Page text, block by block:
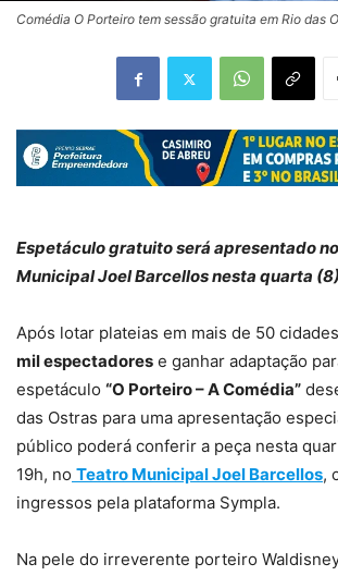
Comédia O Porteiro tem sessão gratuita em Rio das
Espetáculo gratuito será apresentado
Municipal Joel Barcellos nesta quarta
Após lotar plateias em mais de 50
mil espectadores e ganhar adaptação
espetáculo “O Porteiro – A Comédia”
das Ostras para uma apresentação
público poderá conferir a peça nesta
19h, no Teatro Municipal Joel Barcellos,
ingressos pela plataforma Sympla.
Na pele do irreverente porteiro